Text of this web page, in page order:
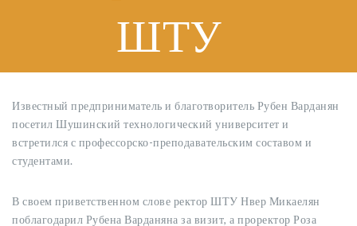
ШТУ
Известный предприниматель и благотворитель Рубен Варданян
посетил Шушинский технологический университет и
встретился с профессорско-преподавательским составом и
студентами.
В своем приветственном слове ректор ШТУ Нвер Микаелян
поблагодарил Рубена Варданяна за визит, а проректор Роза